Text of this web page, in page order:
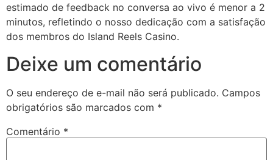
panel
panel
panel
per sale
estimado de feedback no conversa ao vivo é menor a 2
minutos, refletindo o nosso dedicação com a satisfação
dos membros do Island Reels Casino.
Deixe um comentário
O seu endereço de e-mail não será publicado. Campos
obrigatórios são marcados com *
Comentário *